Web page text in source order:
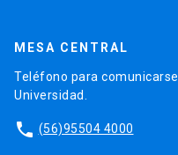
MESA CENTRAL
Teléfono para
Universidad.
phone (56)95504 4000